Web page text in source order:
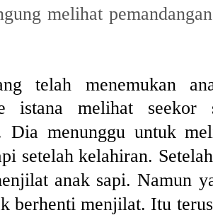
melihat
telah
menemukan
istana melihat seekor
Dia menunggu untuk
setelah kelahiran.
anak sapi. Namun
berhenti menjilat. Itu